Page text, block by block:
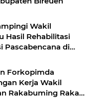
Wakil
Hasil Rehabilitasi
Pascabencana di
Forkopimda
Kerja Wakil
Rakabuming Raka